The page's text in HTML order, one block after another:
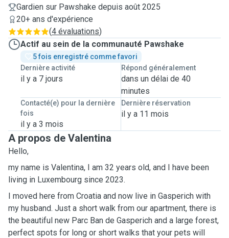
Gardien sur Pawshake depuis août 2025
20+ ans d'expérience
(4 évaluations)
Actif au sein de la communauté Pawshake
5 fois enregistré comme favori
Dernière activité
il y a 7 jours
Répond généralement
dans un délai de 40
minutes
Contacté(e) pour la dernière
fois
il y a 3 mois
Dernière réservation
il y a 11 mois
A propos de Valentina
Hello,
my name is Valentina, I am 32 years old, and I have been
living in Luxembourg since 2023.
I moved here from Croatia and now live in Gasperich with
my husband. Just a short walk from our apartment, there is
the beautiful new Parc Ban de Gasperich and a large forest,
perfect spots for long or short walks that your pets will